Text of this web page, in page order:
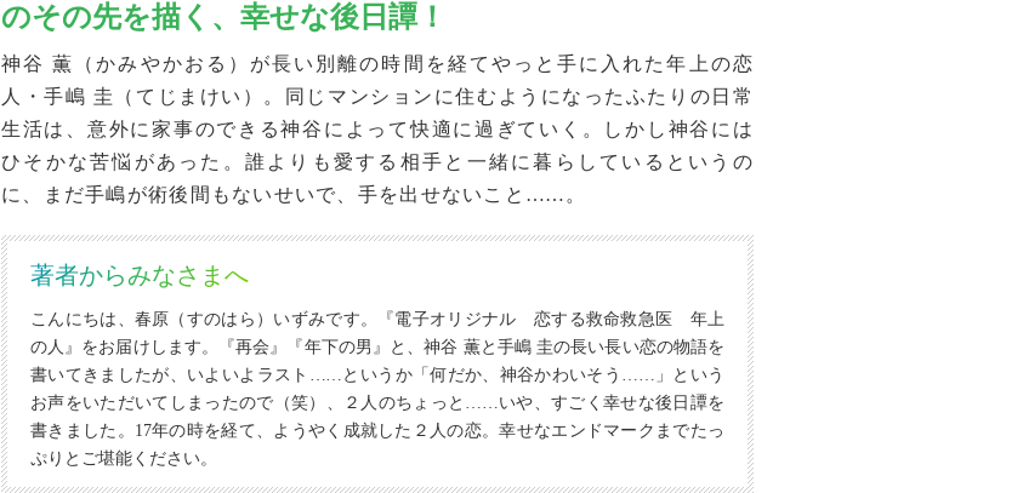
のその先を描く、幸せな後日譚！
神谷 薫（かみやかおる）が長い別離の時間を経てやっと手に入れた年上の恋
人・手嶋 圭（てじまけい）。同じマンションに住むようになったふたりの日常
生活は、意外に家事のできる神谷によって快適に過ぎていく。しかし神谷には
ひそかな苦悩があった。誰よりも愛する相手と一緒に暮らしているというの
に、まだ手嶋が術後間もないせいで、手を出せないこと ……。
著者からみなさまへ
こんにちは、春原（すのはら）いずみです。『電子オリジナル 恋する救命救急医 年上
の人』をお届けします。『再会』『年下の男』と、神谷 薫と手嶋 圭の長い長い恋の物語を
書いてきましたが、いよいよラスト ……というか「何だか、神谷かわいそう ……」という
お声をいただいてしまったので（笑）、２人のちょっと ……いや、すごく幸せな後日譚を
書きました。17年の時を経て、ようやく成就した２人の恋。幸せなエンドマークまでたっ
ぷりとご堪能ください。